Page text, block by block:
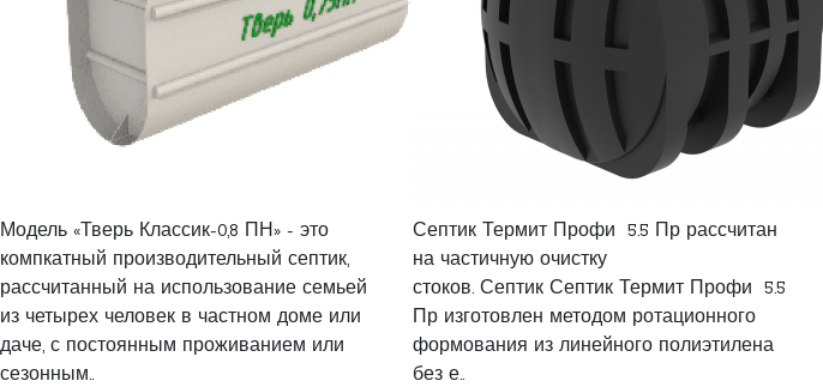
Модель «Тверь Классик-0,8 ПН» - это
компкатный производительный септик,
рассчитанный на использование семьей
из четырех человек в частном доме или
даче, с постоянным проживанием или
сезонным..
Септик Термит Профи 5.5 Пр рассчитан
на частичную очистку
стоков. Септик Септик Термит Профи 5.5
Пр изготовлен методом ротационного
формования из линейного полиэтилена
без е..